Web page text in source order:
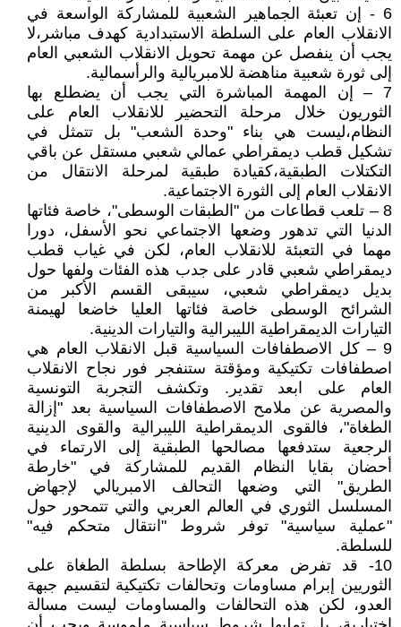
6 - إن تعبئة الجماهير الشعبية للمشاركة الواسعة في
الانقلاب العام على السلطة الاستبدادية كهدف مباشر،لا
يجب أن ينفصل عن مهمة تحويل الانقلاب الشعبي العام
إلى ثورة شعبية مناهضة للامبريالية والرأسمالية.
7 – إن المهمة المباشرة التي يجب أن يضطلع بها
الثوريون خلال مرحلة التحضير للانقلاب العام على
النظام،ليست هي بناء "وحدة الشعب" بل تتمثل في
تشكيل قطب ديمقراطي عمالي شعبي مستقل عن باقي
التكتلات الطبقية،كقيادة طبقية لمرحلة الانتقال من
الانقلاب العام إلى الثورة الاجتماعية.
8 – تلعب قطاعات من "الطبقات الوسطى"، خاصة فئاتها
الدنيا التي تدهور وضعها الاجتماعي نحو الأسفل، دورا
مهما في التعبئة للانقلاب العام، لكن في غياب قطب
ديمقراطي شعبي قادر على جدب هذه الفئات ولفها حول
بديل ديمقراطي شعبي، سيبقى القسم الأكبر من
الشرائح الوسطى خاصة فئاتها العليا خاضعا لهيمنة
التيارات الديمقراطية الليبرالية والتيارات الدينية.
9 – كل الاصطفافات السياسية قبل الانقلاب العام هي
اصطفافات تكتيكية ومؤقتة ستنفجر فور نجاح الانقلاب
العام على ابعد تقدير. وتكشف التجربة التونسية
والمصرية عن ملامح الاصطفافات السياسية بعد "إزالة
الطغاة"، فالقوى الديمقراطية الليبرالية والقوى الدينية
الرجعية ستدفعها مصالحها الطبقية إلى الارتماء في
أحضان بقايا النظام القديم للمشاركة في "خارطة
الطريق" التي وضعها التحالف الامبريالي لإجهاض
المسلسل الثوري في العالم العربي والتي تتمحور حول
"عملية سياسية" توفر شروط "انتقال متحكم فيه"
للسلطة.
10- قد تفرض معركة الإطاحة بسلطة الطغاة على
الثوريين إبرام مساومات وتحالفات تكتيكية لتقسيم جبهة
العدو، لكن هذه التحالفات والمساومات ليست مسالة